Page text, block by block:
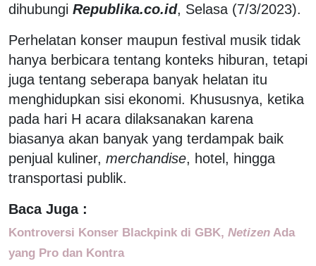
dihubungi Republika.co.id, Selasa (7/3/2023).
Perhelatan konser maupun festival musik tidak
hanya berbicara tentang konteks hiburan, tetapi
juga tentang seberapa banyak helatan itu
menghidupkan sisi ekonomi. Khususnya, ketika
pada hari H acara dilaksanakan karena
biasanya akan banyak yang terdampak baik
penjual kuliner, merchandise, hotel, hingga
transportasi publik.
Baca Juga :
Kontroversi Konser Blackpink di GBK, Netizen Ada
yang Pro dan Kontra